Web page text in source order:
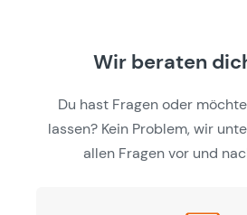
Wir beraten
Du hast Fragen oder
lassen? Kein Problem, wir
allen Fragen vor und